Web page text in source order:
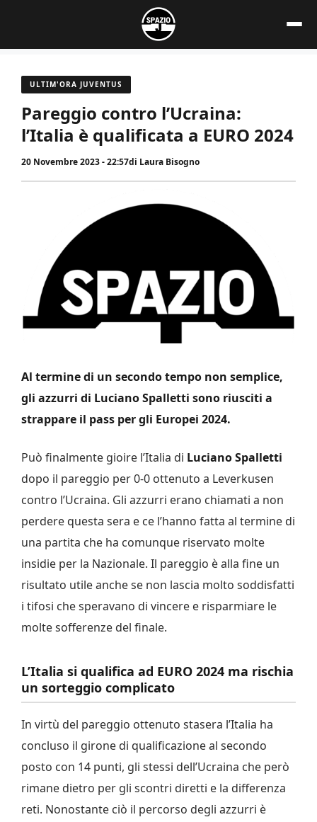
contenuto
ULTIM'ORA JUVENTUS
Pareggio contro l’Ucraina:
l’Italia è qualificata a EURO 2024
20 Novembre 2023 - 22:57di Laura Bisogno
Al termine di un secondo tempo non semplice,
gli azzurri di Luciano Spalletti sono riusciti a
strappare il pass per gli Europei 2024.
Può finalmente gioire l’Italia di Luciano Spalletti
dopo il pareggio per 0-0 ottenuto a Leverkusen
contro l’Ucraina. Gli azzurri erano chiamati a non
perdere questa sera e ce l’hanno fatta al termine di
una partita che ha comunque riservato molte
insidie per la Nazionale. Il pareggio è alla fine un
risultato utile anche se non lascia molto soddisfatti
i tifosi che speravano di vincere e risparmiare le
molte sofferenze del finale.
L’Italia si qualifica ad EURO 2024 ma rischia
un sorteggio complicato
In virtù del pareggio ottenuto stasera l’Italia ha
concluso il girone di qualificazione al secondo
posto con 14 punti, gli stessi dell’Ucraina che però
rimane dietro per gli scontri diretti e la differenza
reti. Nonostante ciò il percorso degli azzurri è